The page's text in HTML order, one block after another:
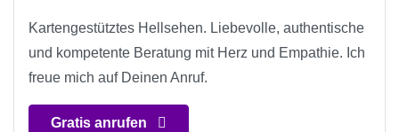
Kartengestütztes Hellsehen. Liebevolle, authentische
und kompetente Beratung mit Herz und Empathie. Ich
freue mich auf Deinen Anruf.
Gratis anrufen